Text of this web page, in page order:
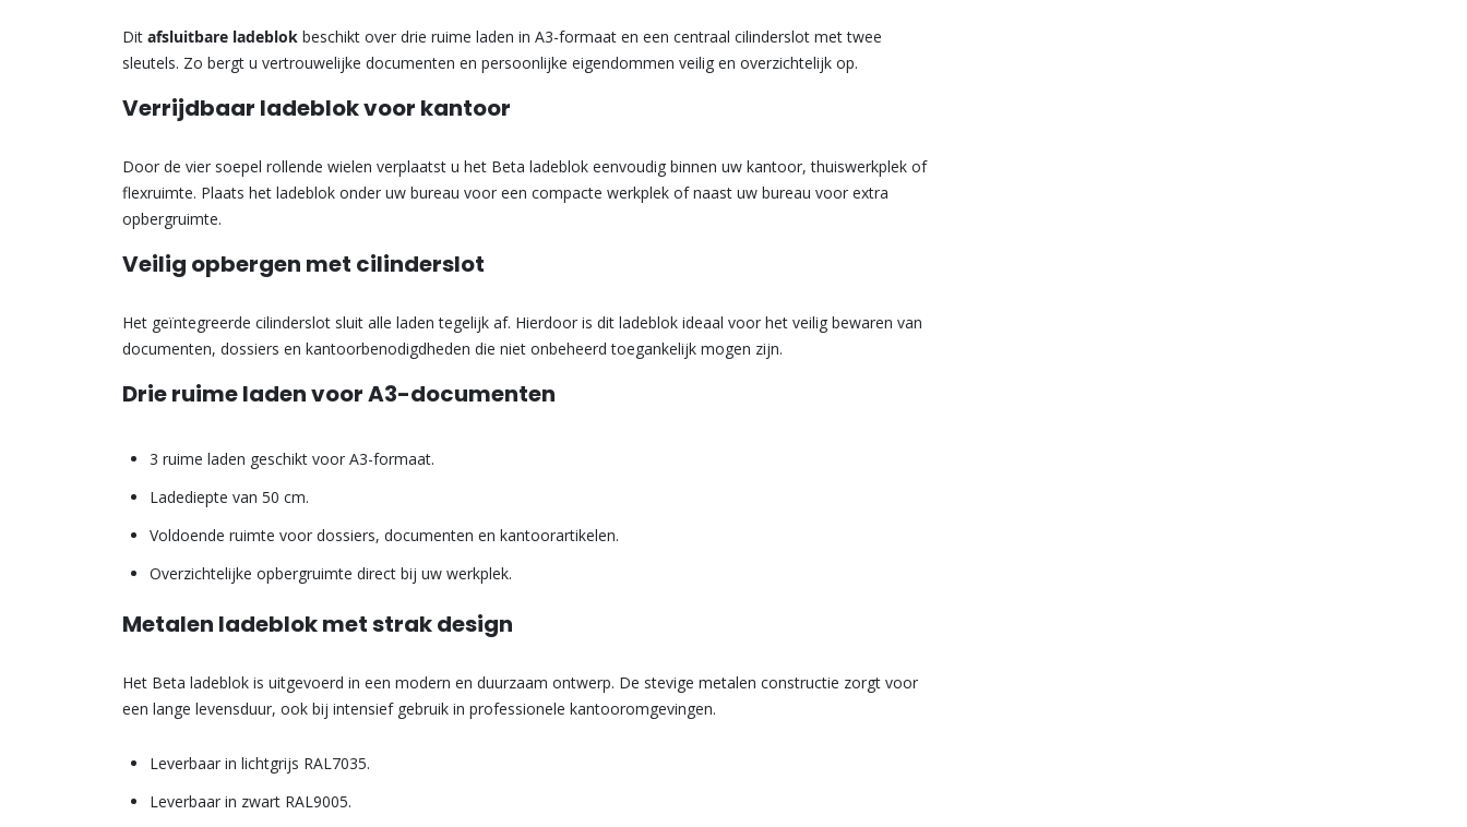
Dit afsluitbare ladeblok beschikt over drie ruime laden in A3-formaat en een centraal cilinderslot met twee
sleutels. Zo bergt u vertrouwelijke documenten en persoonlijke eigendommen veilig en overzichtelijk op.
Verrijdbaar ladeblok voor kantoor
Door de vier soepel rollende wielen verplaatst u het Beta ladeblok eenvoudig binnen uw kantoor, thuiswerkplek of
flexruimte. Plaats het ladeblok onder uw bureau voor een compacte werkplek of naast uw bureau voor extra
opbergruimte.
Veilig opbergen met cilinderslot
Het geïntegreerde cilinderslot sluit alle laden tegelijk af. Hierdoor is dit ladeblok ideaal voor het veilig bewaren van
documenten, dossiers en kantoorbenodigdheden die niet onbeheerd toegankelijk mogen zijn.
Drie ruime laden voor A3-documenten
3 ruime laden geschikt voor A3-formaat.
Ladediepte van 50 cm.
Voldoende ruimte voor dossiers, documenten en kantoorartikelen.
Overzichtelijke opbergruimte direct bij uw werkplek.
Metalen ladeblok met strak design
Het Beta ladeblok is uitgevoerd in een modern en duurzaam ontwerp. De stevige metalen constructie zorgt voor
een lange levensduur, ook bij intensief gebruik in professionele kantooromgevingen.
Leverbaar in lichtgrijs RAL7035.
Leverbaar in zwart RAL9005.